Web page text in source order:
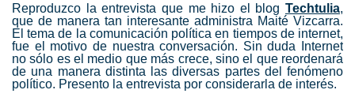
Reproduzco la entrevista que me hizo el blog Techtulia,
que de manera tan interesante administra Maité Vizcarra.
El tema de la comunicación política en tiempos de internet,
fue el motivo de nuestra conversación. Sin duda Internet
no sólo es el medio que más crece, sino el que reordenará
de una manera distinta las diversas partes del fenómeno
político. Presento la entrevista por considerarla de interés.